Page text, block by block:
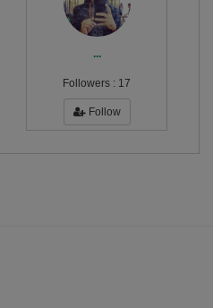
...
Followers : 17
Follow